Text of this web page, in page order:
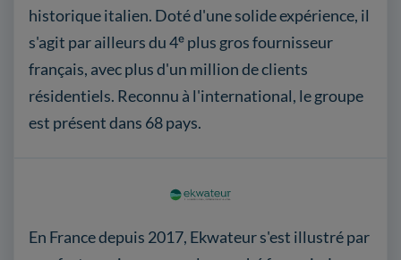
historique italien. Doté d'une solide expérience, il
s'agit par ailleurs du 4ᵉ plus gros fournisseur
français, avec plus d'un million de clients
résidentiels. Reconnu à l'international, le groupe
est présent dans 68 pays.
En France depuis 2017, Ekwateur s'est illustré par